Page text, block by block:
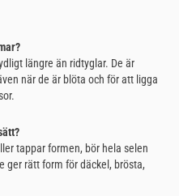
längre än ridtyglar. De är
när de är blöta och för att ligga
tappar formen, bör hela selen
ger rätt form för däckel, brösta,